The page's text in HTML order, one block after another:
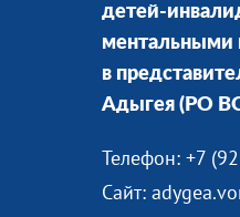
детей-
в
Адыгея (РО
Телефон: +7
Сайт: